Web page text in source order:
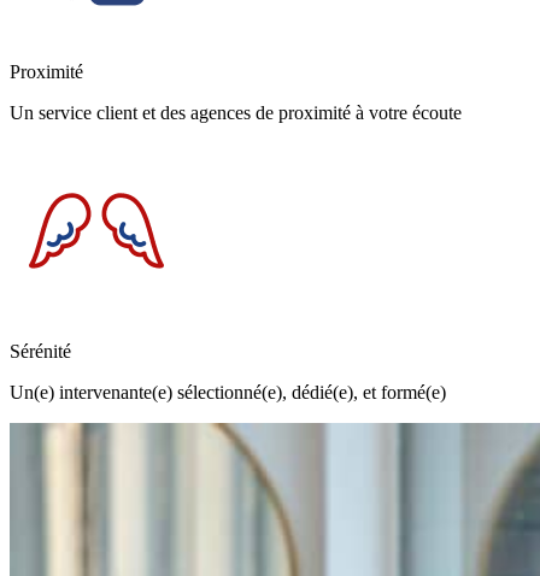
Proximité
Un service client et des agences de proximité à votre écoute
Sérénité
Un(e) intervenante(e) sélectionné(e), dédié(e), et formé(e)